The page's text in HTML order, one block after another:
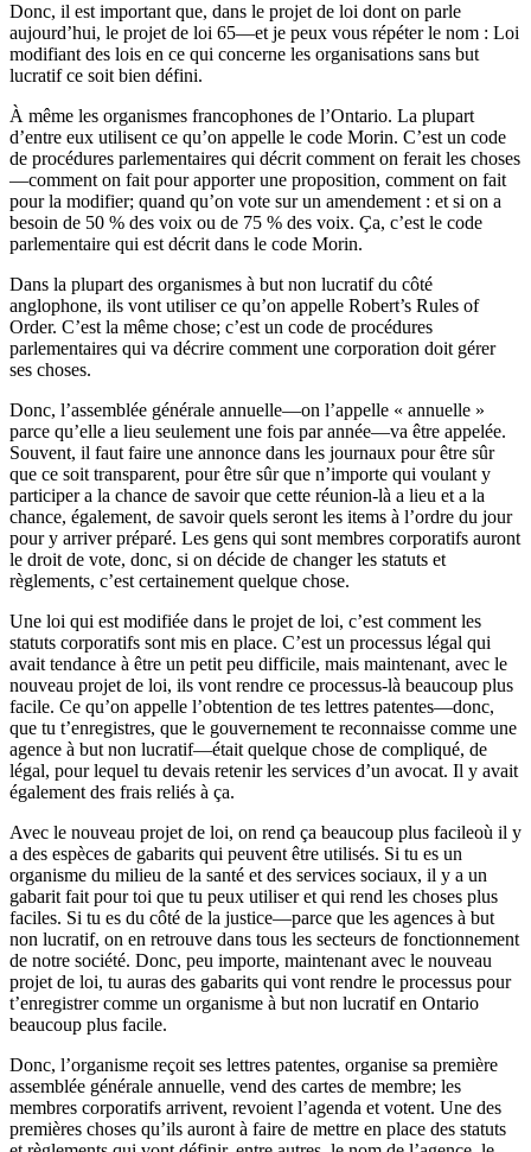
Donc, il est important que, dans le projet de loi dont on parle
aujourd’hui, le projet de loi 65—et je peux vous répéter le nom : Loi
modifiant des lois en ce qui concerne les organisations sans but
lucratif ce soit bien défini.
À même les organismes francophones de l’Ontario. La plupart
d’entre eux utilisent ce qu’on appelle le code Morin. C’est un code
de procédures parlementaires qui décrit comment on ferait les choses
—comment on fait pour apporter une proposition, comment on fait
pour la modifier; quand qu’on vote sur un amendement : et si on a
besoin de 50 % des voix ou de 75 % des voix. Ça, c’est le code
parlementaire qui est décrit dans le code Morin.
Dans la plupart des organismes à but non lucratif du côté
anglophone, ils vont utiliser ce qu’on appelle Robert’s Rules of
Order. C’est la même chose; c’est un code de procédures
parlementaires qui va décrire comment une corporation doit gérer
ses choses.
Donc, l’assemblée générale annuelle—on l’appelle « annuelle »
parce qu’elle a lieu seulement une fois par année—va être appelée.
Souvent, il faut faire une annonce dans les journaux pour être sûr
que ce soit transparent, pour être sûr que n’importe qui voulant y
participer a la chance de savoir que cette réunion-là a lieu et a la
chance, également, de savoir quels seront les items à l’ordre du jour
pour y arriver préparé. Les gens qui sont membres corporatifs auront
le droit de vote, donc, si on décide de changer les statuts et
règlements, c’est certainement quelque chose.
Une loi qui est modifiée dans le projet de loi, c’est comment les
statuts corporatifs sont mis en place. C’est un processus légal qui
avait tendance à être un petit peu difficile, mais maintenant, avec le
nouveau projet de loi, ils vont rendre ce processus-là beaucoup plus
facile. Ce qu’on appelle l’obtention de tes lettres patentes—donc,
que tu t’enregistres, que le gouvernement te reconnaisse comme une
agence à but non lucratif—était quelque chose de compliqué, de
légal, pour lequel tu devais retenir les services d’un avocat. Il y avait
également des frais reliés à ça.
Avec le nouveau projet de loi, on rend ça beaucoup plus facileoù il y
a des espèces de gabarits qui peuvent être utilisés. Si tu es un
organisme du milieu de la santé et des services sociaux, il y a un
gabarit fait pour toi que tu peux utiliser et qui rend les choses plus
faciles. Si tu es du côté de la justice—parce que les agences à but
non lucratif, on en retrouve dans tous les secteurs de fonctionnement
de notre société. Donc, peu importe, maintenant avec le nouveau
projet de loi, tu auras des gabarits qui vont rendre le processus pour
t’enregistrer comme un organisme à but non lucratif en Ontario
beaucoup plus facile.
Donc, l’organisme reçoit ses lettres patentes, organise sa première
assemblée générale annuelle, vend des cartes de membre; les
membres corporatifs arrivent, revoient l’agenda et votent. Une des
premières choses qu’ils auront à faire de mettre en place des statuts